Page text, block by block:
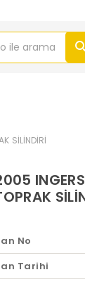
SİLİNDİRİ
No
Tarihi